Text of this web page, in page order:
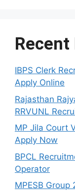
IBPS Clerk
Apply Online
Rajasthan
RRVUNL
MP Jila Court
Apply Now
BPCL
Operator
MPESB